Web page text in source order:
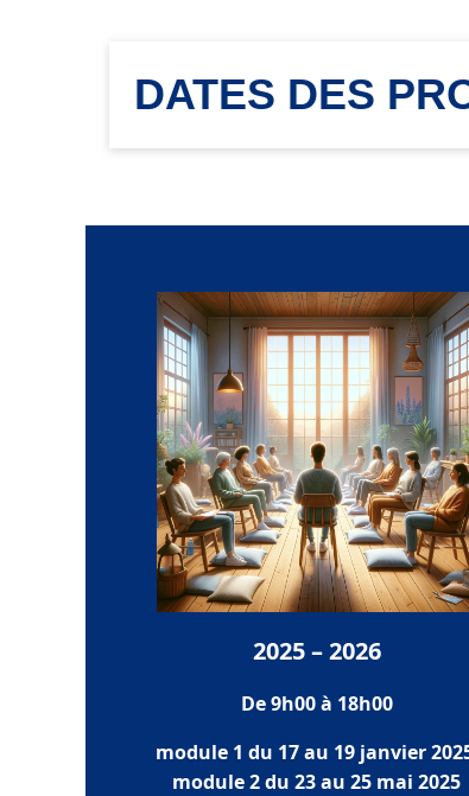
DATES DES
2025 – 2026
De 9h00 à 18h00
module 1 du 17 au 19 janvier
module 2 du 23 au 25 mai 2025